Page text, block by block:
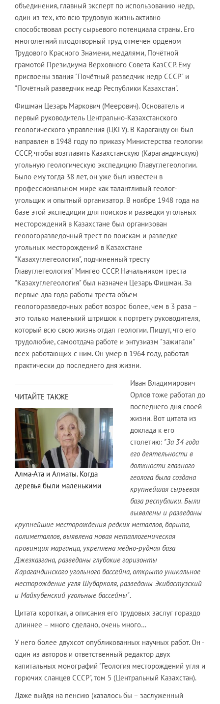
объединения, главный эксперт по использованию недр,
один из тех, кто всю трудовую жизнь активно
способствовал росту сырьевого потенциала страны. Его
многолетний плодотворный труд отмечен орденом
Трудового Красного Знамени, медалями, Почётной
грамотой Президиума Верховного Совета КазССР. Ему
присвоены звания "Почётный разведчик недр СССР" и
"Почётный разведчик недр Республики Казахстан".
Фишман Цезарь Маркович (Меерович). Основатель и
первый руководитель Центрально-Казахстанского
геологического управления (ЦКГУ). В Караганду он был
направлен в 1948 году по приказу Министерства геологии
СССР, чтобы возглавить Казахстанскую (Карагандинскую)
угольную геологическую экспедицию Главуглегеологии.
Было ему тогда 38 лет, он уже был известен в
профессиональном мире как талантливый геолог-
угольщик и опытный организатор. В ноябре 1948 года на
базе этой экспедиции для поисков и разведки угольных
месторождений в Казахстане был организован
геологоразведочный трест по поискам и разведке
угольных месторождений в Казахстане
"Казахуглегеология", подчиненный тресту
Главуглегеология" Мингео СССР. Начальником треста
"Казахуглегеология" был назначен Цезарь Фишман. За
первые два года работы треста объем
геологоразведочных работ возрос более, чем в 3 раза –
это только маленький штришок к портрету руководителя,
который всю свою жизнь отдал геологии. Пишут, что его
трудолюбие, самоотдача работе и энтузиазм "зажигали"
всех работающих с ним. Он умер в 1964 году, работал
практически до последнего дня жизни.
ЧИТАЙТЕ ТАКЖЕ
Алма-Ата и Алматы. Когда
деревья были маленькими
Иван Владимирович
Орлов тоже работал до
последнего дня своей
жизни. Вот цитата из
доклада к его
столетию: "За 34 года
его деятельности в
должности главного
геолога была создана
крупнейшая сырьевая
база республики. Были
выявлены и разведаны
крупнейшие месторождения редких металлов, барита,
полиметаллов, выявлена новая металлогеническая
провинция марганца, укреплена медно-рудная база
Джезказгана, разведаны глубокие горизонты
Карагандинского угольного бассейна, открыто уникальное
месторождение угля Шубарколя, разведаны Экибастузский
и Майкубенский угольные бассейны".
Цитата короткая, а описания его трудовых заслуг гораздо
длиннее – много сделано, очень много…
У него более двухсот опубликованных научных работ. Он -
один из авторов и ответственный редактор двух
капитальных монографий "Геология месторождений угля и
горючих сланцев СССР", том 5 (Центральный Казахстан).
Даже выйдя на пенсию (казалось бы – заслуженный